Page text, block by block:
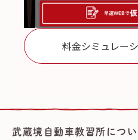
料金シミュレー
武蔵境自動車教習所につい